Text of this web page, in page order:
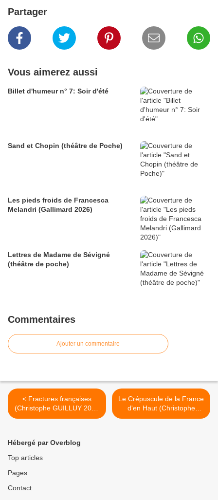
Partager
Vous aimerez aussi
Billet d'humeur n° 7: Soir d'été
Sand et Chopin (théâtre de Poche)
Les pieds froids de Francesca
Melandri (Gallimard 2026)
Lettres de Madame de Sévigné
(théâtre de poche)
Commentaires
Ajouter un commentaire
< Fractures françaises
(Christophe GUILLUY 2010
ed DECITRE)
Le Crépuscule de la France
d'en Haut (Christophe
Guilly, ed Flammarion) >
Hébergé par Overblog
Top articles
Pages
Contact